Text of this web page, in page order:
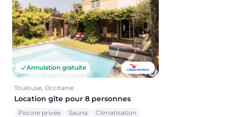
Annulation gratuite
Toulouse, Occitanie
Location gîte pour 8 personnes
Piscine privée Sauna Climatisation